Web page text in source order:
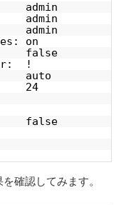
admin
admin
on
false
!
auto
24
false
確認してみます。